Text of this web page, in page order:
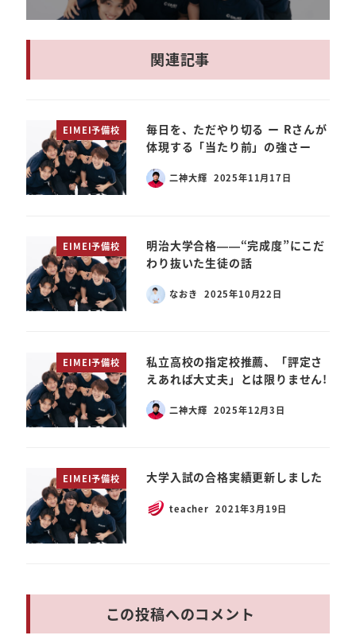
関連記事
EIMEI予備校
毎日を、ただやり切る ー Rさんが
体現する「当たり前」の強さー
二神大輝 2025年11月17日
EIMEI予備校
明治大学合格——“完成度”にこだ
わり抜いた生徒の話
なおき 2025年10月22日
EIMEI予備校
私立高校の指定校推薦、「評定さ
えあれば大丈夫」とは限りません!
二神大輝 2025年12月3日
EIMEI予備校 大学入試の合格実績更新しました
teacher 2021年3月19日
この投稿へのコメント